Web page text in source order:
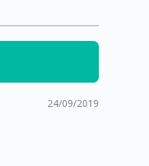
24/09/2019